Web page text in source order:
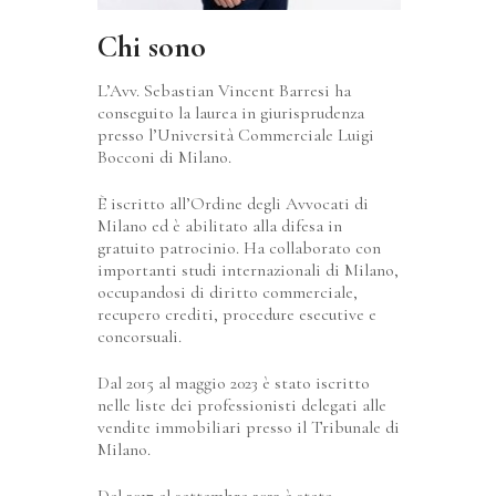
Chi sono
L’Avv. Sebastian Vincent Barresi ha
conseguito la laurea in giurisprudenza
presso l’Università Commerciale Luigi
Bocconi di Milano.
È iscritto all’Ordine degli Avvocati di
Milano ed è abilitato alla difesa in
gratuito patrocinio. Ha collaborato con
importanti studi internazionali di Milano,
occupandosi di diritto commerciale,
recupero crediti, procedure esecutive e
concorsuali.
Dal 2015 al maggio 2023 è stato iscritto
nelle liste dei professionisti delegati alle
vendite immobiliari presso il Tribunale di
Milano.